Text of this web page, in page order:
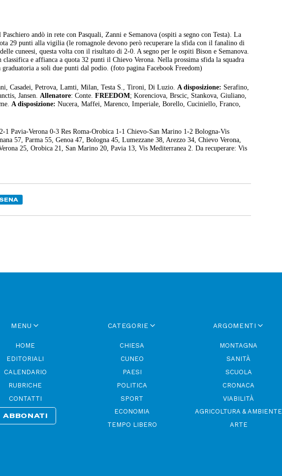
andò in rete con Pasquali, Zanni e Semanova (ospiti a segno con Testa). La
29 punti alla vigilia (le romagnole devono però recuperare la sfida con il fanalino di
cuneesi, questa volta con il risultato di 2-0. A segno per le ospiti Bison e Semanova.
classifica e affianca a quota 32 punti il Chievo Verona. Nella prossima sfida la squadra
a soli due punti dal podio. (foto pagina Facebook Freedom)
Casadei, Petrova, Lamti, Milan, Testa S., Tironi, Di Luzio. A disposizione: Serafino,
Jansen. Allenatore: Conte.FREEDOM; Korenciova, Brscic, Stankova, Giuliano,
A disposizione: Nucera, Maffei, Marenco, Imperiale, Borello, Cuciniello, Franco,
1 Pavia-Verona 0-3 Res Roma-Orobica 1-1 Chievo-San Marino 1-2 Bologna-Vis
57, Parma 55, Genoa 47, Bologna 45, Lumezzane 38, Arezzo 34, Chievo Verona,
25, Orobica 21, San Marino 20, Pavia 13, Vis Mediterranea 2. Da recuperare: Vis
MENU
HOME
EDITORIALI
CALENDARIO
RUBRICHE
CONTATTI
ABBONATI
CATEGORIE
CHIESA
CUNEO
PAESI
POLITICA
SPORT
ECONOMIA
TEMPO LIBERO
ARGOMENTI
MONTAGNA
SANITÀ
SCUOLA
CRONACA
VIABILITÀ
AGRICOLTURA & AMBIENTE
ARTE